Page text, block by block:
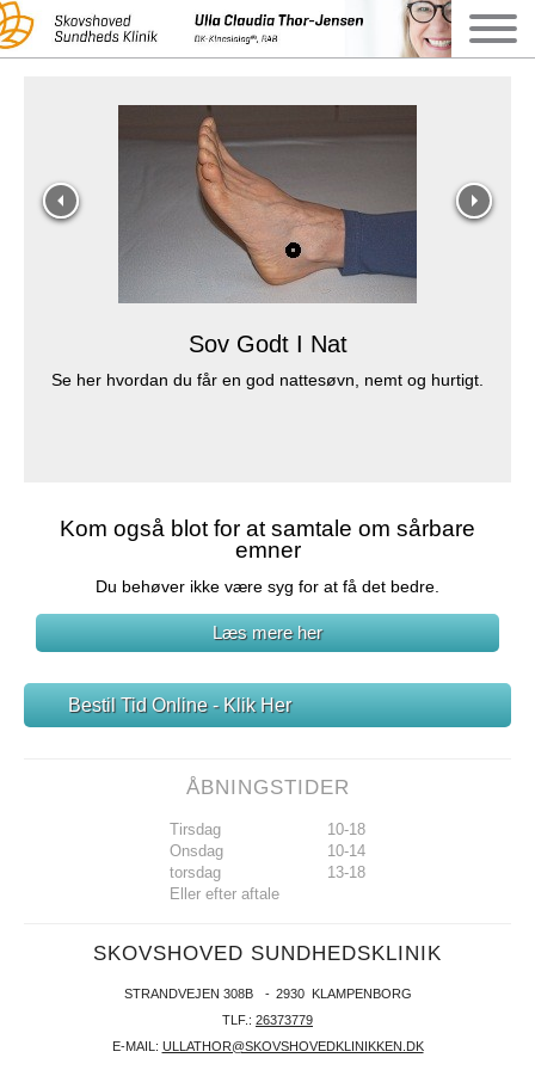
Sov Godt I Nat
Se her hvordan du får en god nattesøvn, nemt og hurtigt.
Kom også blot for at samtale om sårbare
emner
Du behøver ikke være syg for at få det bedre.
Læs mere her
Bestil Tid Online - Klik Her
ÅBNINGSTIDER
Tirsdag
10-18
Onsdag
10-14
torsdag
13-18
Eller efter aftale
SKOVSHOVED SUNDHEDSKLINIK
STRANDVEJEN 308B 2930
KLAMPENBORG
TLF.: 26373779
E-MAIL: ULLATHOR@SKOVSHOVEDKLINIKKEN.DK